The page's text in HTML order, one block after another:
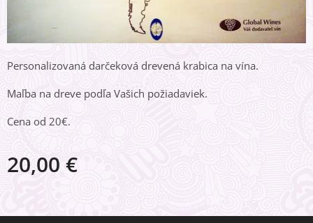
Personalizovaná darčeková drevená krabica na vína.
Maľba na dreve podľa Vašich požiadaviek.
Cena od 20€.
20,00 €